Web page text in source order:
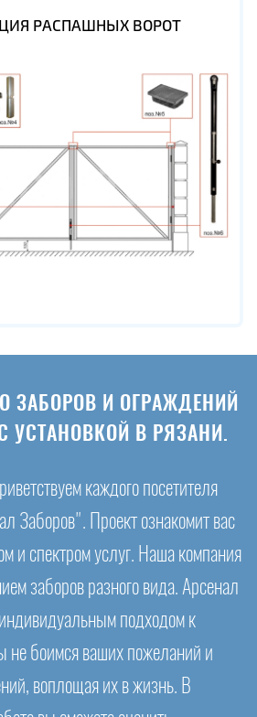
РАСПАШНЫХ ВОРОТ
ЗАБОРОВ И ОГРАЖДЕНИЙ
В РЯЗАНИ.
каждого посетителя
Заборов". Проект ознакомит вас
и спектром услуг. Наша компания
заборов разного вида. Арсенал
подходом к
не боимся ваших пожеланий и
воплощая их в жизнь. В